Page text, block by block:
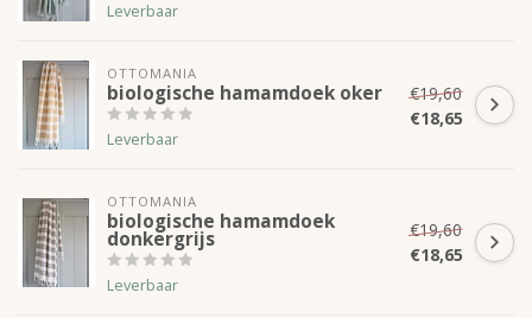
Leverbaar
OTTOMANIA
biologische hamamdoek oker
Leverbaar
€19,60
€18,65
OTTOMANIA
biologische hamamdoek
donkergrijs
Leverbaar
€19,60
€18,65